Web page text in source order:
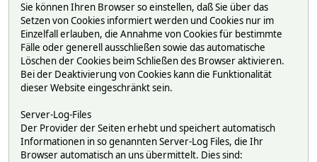
Sie können Ihren Browser so einstellen, daß Sie über das
Setzen von Cookies informiert werden und Cookies nur im
Einzelfall erlauben, die Annahme von Cookies für bestimmte
Fälle oder generell ausschließen sowie das automatische
Löschen der Cookies beim Schließen des Browser aktivieren.
Bei der Deaktivierung von Cookies kann die Funktionalität
dieser Website eingeschränkt sein.
Server-Log-Files
Der Provider der Seiten erhebt und speichert automatisch
Informationen in so genannten Server-Log Files, die Ihr
Browser automatisch an uns übermittelt. Dies sind: